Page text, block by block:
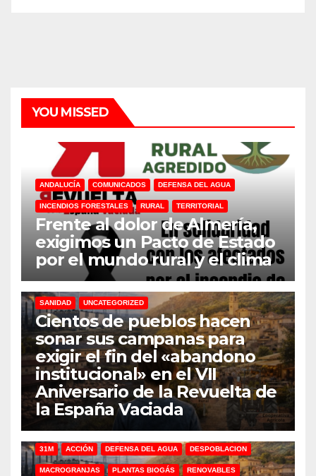
YOU MISSED
ANDALUCÍA COMUNICADOS DEFENSA DEL AGUA
INCENDIOS FORESTALES RURAL TERRITORIAL
Frente al dolor de Almería,
exigimos un Pacto de Estado
por el mundo rural y el clima
31M DEFENSA DEL AGUA DESPOBLACION FERROCARRIL
MACROGRANJAS PLANTAS BIOGÁS RENOVABLES
SANIDAD UNCATEGORIZED
Cientos de pueblos hacen
sonar sus campanas para
exigir el fin del «abandono
institucional» en el VII
Aniversario de la Revuelta de
la España Vaciada
31M ACCIÓN DEFENSA DEL AGUA DESPOBLACION
MACROGRANJAS PLANTAS BIOGÁS RENOVABLES